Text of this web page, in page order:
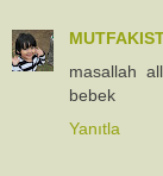
masallah
bebek
Yanıtla